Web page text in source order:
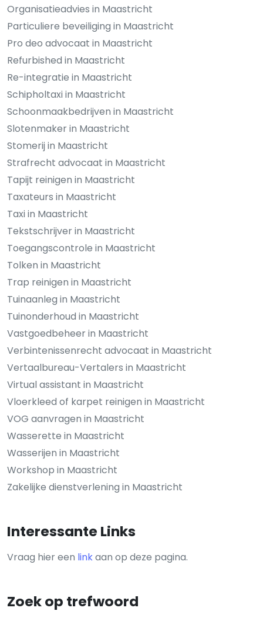
Organisatieadvies in Maastricht
Particuliere beveiliging in Maastricht
Pro deo advocaat in Maastricht
Refurbished in Maastricht
Re-integratie in Maastricht
Schipholtaxi in Maastricht
Schoonmaakbedrijven in Maastricht
Slotenmaker in Maastricht
Stomerij in Maastricht
Strafrecht advocaat in Maastricht
Tapijt reinigen in Maastricht
Taxateurs in Maastricht
Taxi in Maastricht
Tekstschrijver in Maastricht
Toegangscontrole in Maastricht
Tolken in Maastricht
Trap reinigen in Maastricht
Tuinaanleg in Maastricht
Tuinonderhoud in Maastricht
Vastgoedbeheer in Maastricht
Verbintenissenrecht advocaat in Maastricht
Vertaalbureau-Vertalers in Maastricht
Virtual assistant in Maastricht
Vloerkleed of karpet reinigen in Maastricht
VOG aanvragen in Maastricht
Wasserette in Maastricht
Wasserijen in Maastricht
Workshop in Maastricht
Zakelijke dienstverlening in Maastricht
Interessante Links
Vraag hier een linkaan op deze pagina.
Zoek op trefwoord